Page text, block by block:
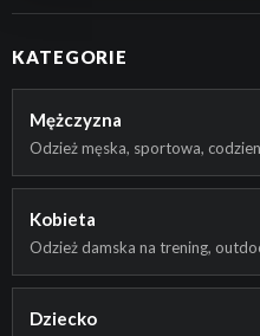
KATEGORIE
Mężczyzna
Odzież męska, sportowa,
Kobieta
Odzież damska na trening,
Dziecko